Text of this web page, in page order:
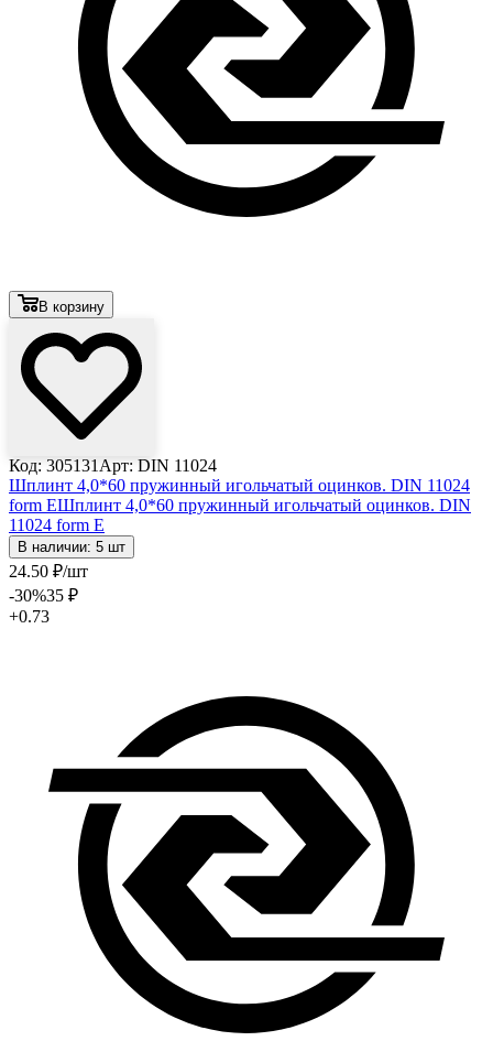
В корзину
Код: 305131 Арт: DIN 11024
Шплинт 4,0*60 пружинный игольчатый оцинков. DIN 11024
form EШплинт 4,0*60 пружинный игольчатый оцинков. DIN
11024 form E
В наличии: 5 шт
24.50 ₽/шт
-30%35 ₽
+0.73